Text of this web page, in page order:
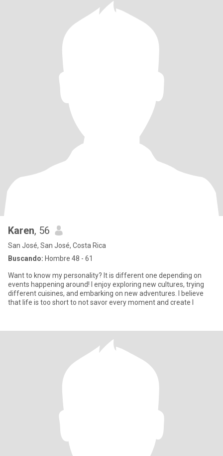
Karen, 56
San José, San José, Costa Rica
Buscando: Hombre 48 - 61
Want to know my personality? It is different one depending on
events happening around! I enjoy exploring new cultures, trying
different cuisines, and embarking on new adventures. I believe
that life is too short to not savor every moment and create l